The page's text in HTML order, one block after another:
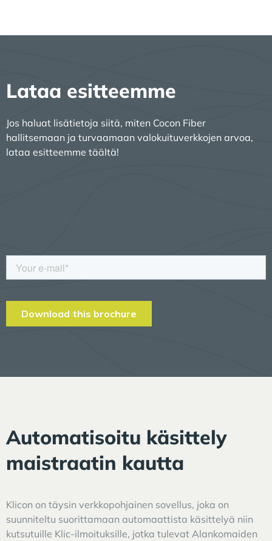
Lataa esitteemme
Jos haluat lisätietoja siitä, miten Cocon Fiber
hallitsemaan ja turvaamaan valokuituverkkojen arvoa,
lataa esitteemme täältä!
Automatisoitu käsittely
maistraatin kautta
Klicon on täysin verkkopohjainen sovellus, joka on
suunniteltu suorittamaan automaattista käsittelyä niin
kutsutuille Klic-ilmoituksille, jotka tulevat Alankomaiden